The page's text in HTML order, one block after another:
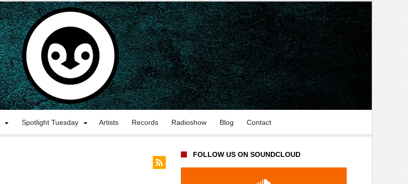
Spotlight Tuesday Artists Records Radioshow Blog Contact
FOLLOW US ON SOUNDCLOUD